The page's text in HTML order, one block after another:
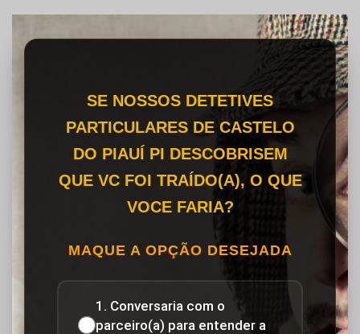
SE NOSSOS DETETIVES
PARTICULARES DE CASTELO
DO PIAUÍ PI DESCOBRISEM
QUE VC FOI TRAÍDO(A), O QUE
VOCE FARIA?
MAQUE A OPÇÃO DESEJADA
1. Conversaria com o
parceiro(a) para entender a